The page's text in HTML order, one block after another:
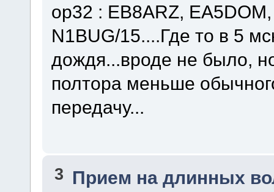
op32 : EB8ARZ,
N1BUG/15....Где то в 5
дождя...вроде не было,
полтора меньше
передачу...
3 Прием на длинных